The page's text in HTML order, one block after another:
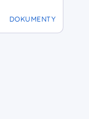
DOKUMENTY